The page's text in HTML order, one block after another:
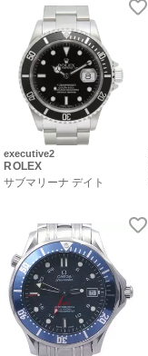
executive2
ROLEX
サブマリーナ デイト